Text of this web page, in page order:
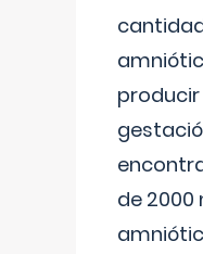
producir
de 2000